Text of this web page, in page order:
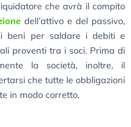
che avrà il compito
dell’attivo e del passivo,
beni per saldare i debiti e
proventi tra i soci. Prima di
la società, inoltre, il
che tutte le obbligazioni
in modo corretto.